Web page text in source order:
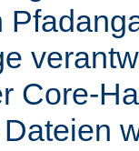
Core-